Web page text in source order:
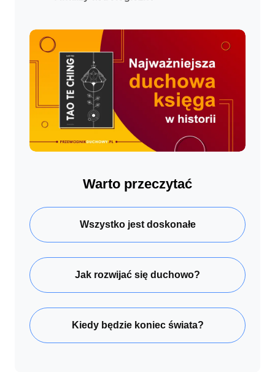
Warto przeczytać
Wszystko jest doskonałe
Jak rozwijać się duchowo?
Kiedy będzie koniec świata?